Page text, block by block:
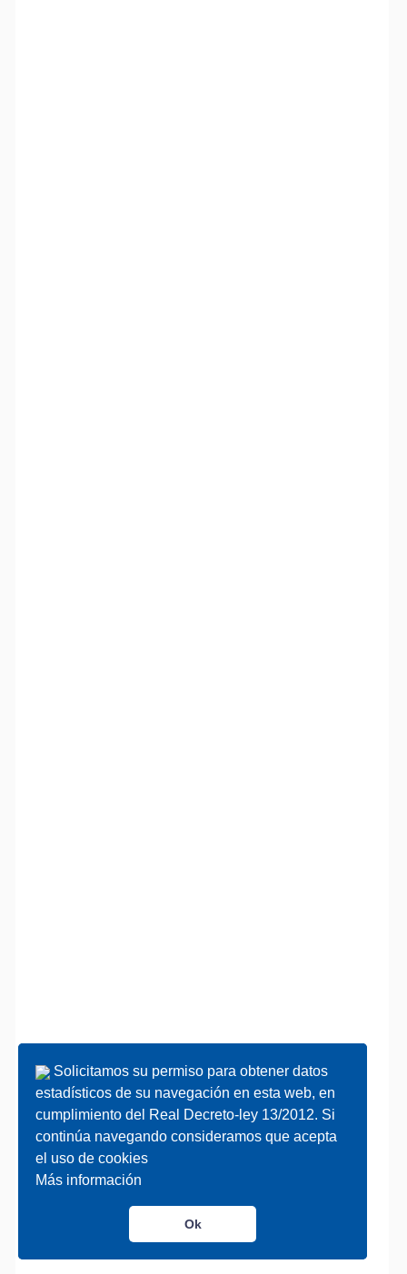
Solicitamos su permiso para obtener datos
estadísticos de su navegación en esta web, en
cumplimiento del Real Decreto-ley 13/2012. Si
continúa navegando consideramos que acepta
el uso de cookies
Más información
Ok
Solicitamos su permiso para obtener datos
estadísticos de su navegación en esta web, en
cumplimiento del Real Decreto-ley 13/2012. Si
continúa navegando consideramos que acepta
el uso de cookies
Más información
Ok